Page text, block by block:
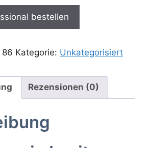
bestellen
86 Kategorie: Unkategorisiert
Rezensionen (0)